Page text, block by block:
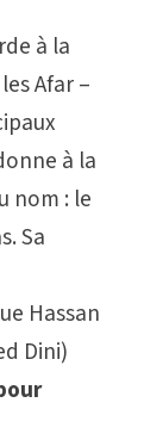
à la
Afar –
à la
nom : le
Sa
Hassan
Dini)